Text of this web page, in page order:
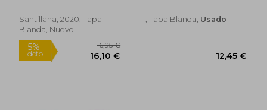
5%
dcto. 15,15 €
Santillana, 2020, Tapa
Blanda, Nuevo
, Tapa Blanda, Usado